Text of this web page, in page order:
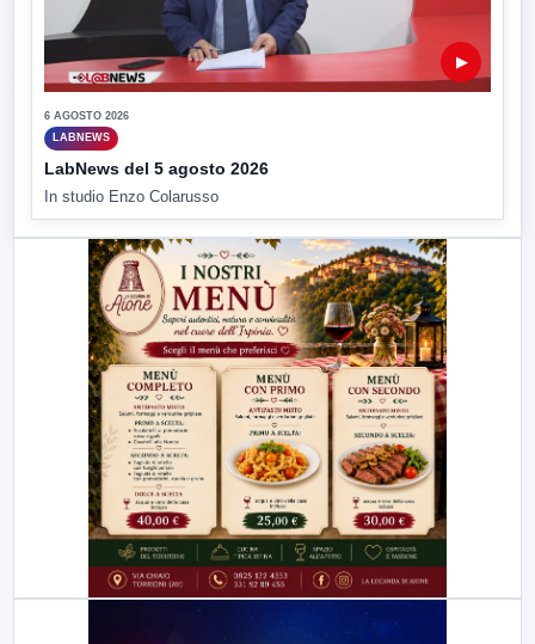
▶
6 AGOSTO 2026
LABNEWS
LabNews del 5 agosto 2026
In studio Enzo Colarusso